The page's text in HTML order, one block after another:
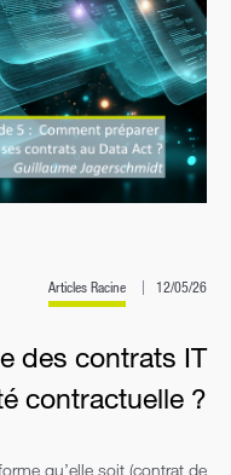
Articles Racine 12/05/26
des contrats IT
contractuelle ?
qu’elle soit (contrat de